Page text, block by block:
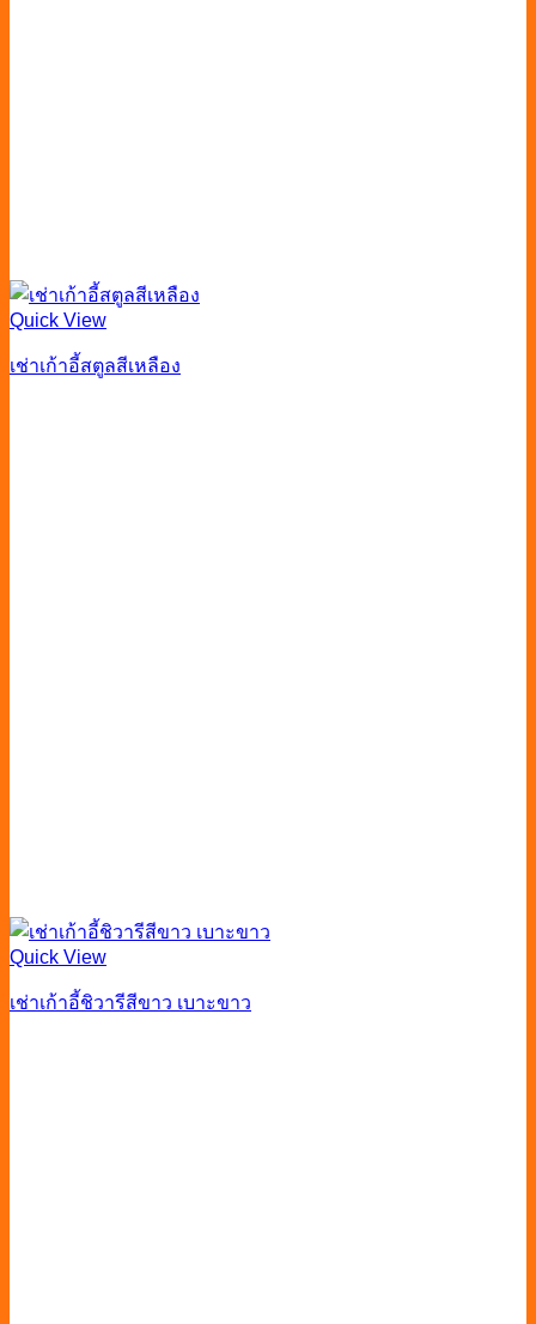
Quick View
เช่าเก้าอี้สตูลสีเหลือง
Quick View
เช่าเก้าอี้ชิวารีสีขาว เบาะขาว